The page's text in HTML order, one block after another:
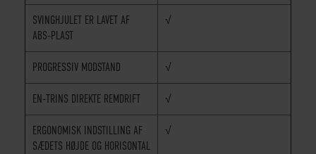
SVINGHJULET ER LAVET AF
ABS-PLAST
√
PROGRESSIV MODSTAND √
EN-TRINS DIREKTE REMDRIFT √
ERGONOMISK INDSTILLING AF
SÆDETS HØJDE OG HORISONTAL
√